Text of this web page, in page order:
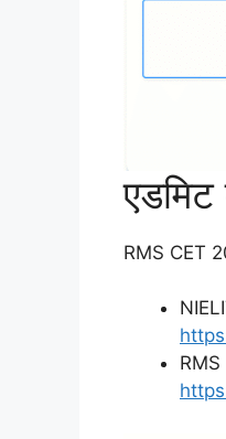
RMS CET